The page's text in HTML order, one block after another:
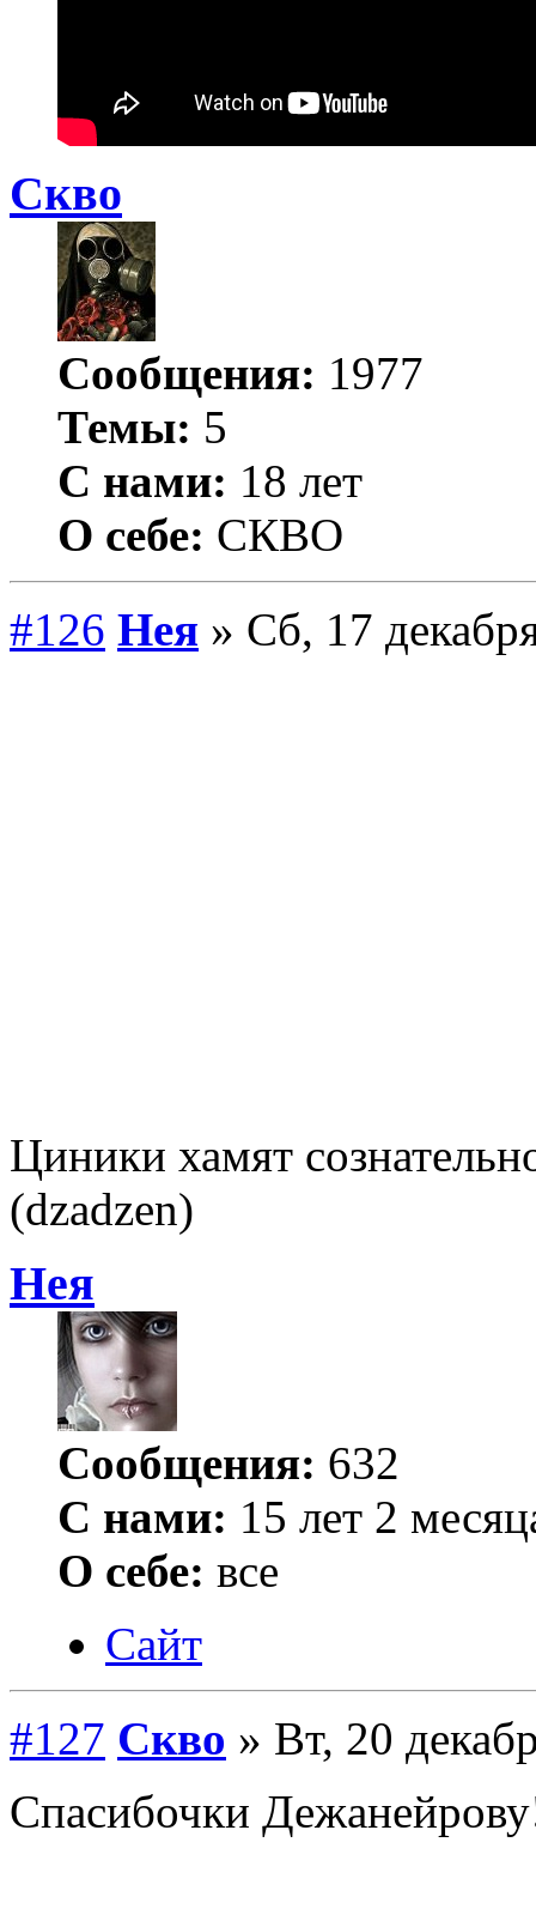
Скво
Сообщения: 1977
Темы: 5
С нами: 18 лет
О себе: СКВО
#126 Нея » Сб, 17
Циники хамят
(dzadzen)
Нея
Сообщения: 632
С нами: 15 лет 2
О себе: все
Сайт
#127 Скво » Вт, 20
Спасибочки